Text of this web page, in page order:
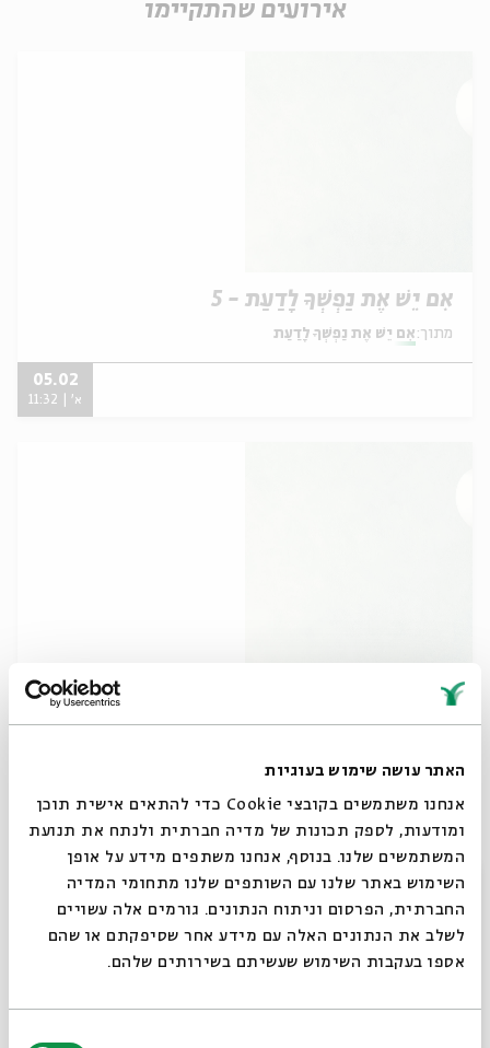
האתר עושה שימוש בעוגיות
אנחנו משתמשים בקובצי Cookie כדי להתאים אישית תוכן
ומודעות, לספק תכונות של מדיה חברתית ולנתח את תנועת
המשתמשים שלנו. בנוסף, אנחנו משתפים מידע על אופן
השימוש באתר שלנו עם השותפים שלנו מתחומי המדיה
החברתית, הפרסום וניתוח הנתונים. גורמים אלה עשויים
לשלב את הנתונים האלה עם מידע אחר שסיפקתם או שהם
אספו בעקבות השימוש שעשיתם בשירותים שלהם.
אירועים שהתקיימו
אִם יֵשׁ אֶת נַפְשְׁךָ לָדַעַת - 5
מתוך: אִם יֵשׁ אֶת נַפְשְׁךָ לָדַעַת
05.02
א' | 11:32
אִם יֵשׁ אֶת נַפְשְׁךָ לָדַעַת - 4
מתוך:אִם יֵשׁ אֶת נַפְשְׁךָ לָדַעַת
סגור